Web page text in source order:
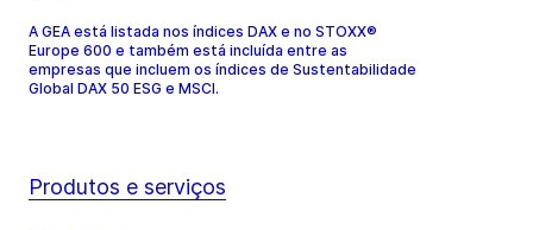
A GEA está listada nos índices DAX e no STOXX®
Europe 600 e também está incluída entre as
empresas que incluem os índices de Sustentabilidade
Global DAX 50 ESG e MSCI.
Produtos e serviços